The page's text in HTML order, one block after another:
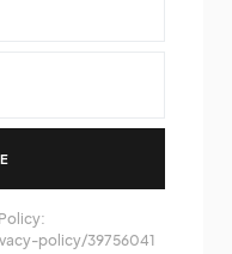
policy/39756041